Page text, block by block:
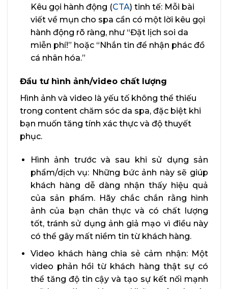
Kêu gọi hành động (CTA) tinh tế: Mỗi bài
viết về mụn cho spa cần có một lời kêu gọi
hành động rõ ràng, như “Đặt lịch soi da
miễn phí!” hoặc “Nhắn tin để nhận phác đồ
cá nhân hóa.”
Đầu tư hình ảnh/video chất lượng
Hình ảnh và video là yếu tố không thể thiếu
trong content chăm sóc da spa, đặc biệt khi
bạn muốn tăng tính xác thực và độ thuyết
phục.
Hình ảnh trước và sau khi sử dụng sản
phẩm/dịch vụ: Những bức ảnh này sẽ giúp
khách hàng dễ dàng nhận thấy hiệu quả
của sản phẩm. Hãy chắc chắn rằng hình
ảnh của bạn chân thực và có chất lượng
tốt, tránh sử dụng ảnh giả mạo vì điều này
có thể gây mất niềm tin từ khách hàng.
Video khách hàng chia sẻ cảm nhận: Một
video phản hồi từ khách hàng thật sự có
thể tăng độ tin cậy và tạo sự kết nối mạnh